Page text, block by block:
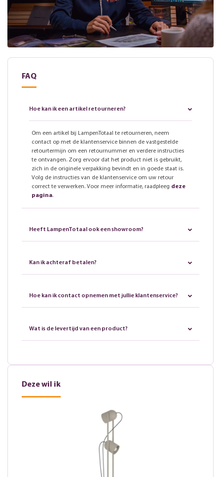
FAQ
Hoe kan ik een artikel retourneren?
Om een artikel bij LampenTotaal te retourneren, neem
contact op met de klantenservice binnen de vastgestelde
retourtermijn om een retournummer en verdere instructies
te ontvangen. Zorg ervoor dat het product niet is gebruikt,
zich in de originele verpakking bevindt en in goede staat is.
Volg de instructies van de klantenservice om uw retour
correct te verwerken. Voor meer informatie, raadpleeg deze
pagina.
Heeft LampenTotaal ook een showroom?
Kan ik achteraf betalen?
Hoe kan ik contact opnemen met jullie klantenservice?
Wat is de levertijd van een product?
Deze wil ik